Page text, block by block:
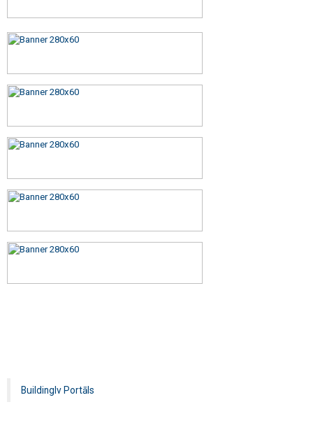
Buildinglv Portāls